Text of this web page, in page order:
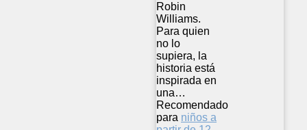
Robin
Williams.
Para quien
no lo
supiera, la
historia está
inspirada en
una…
Recomendado
para niños a